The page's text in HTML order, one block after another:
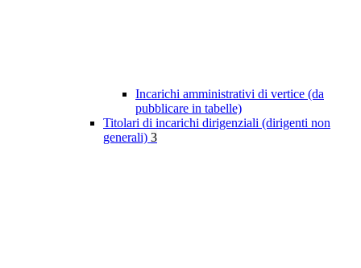
Incarichi amministrativi di vertice (da
pubblicare in tabelle)
Titolari di incarichi dirigenziali (dirigenti non
generali) 3